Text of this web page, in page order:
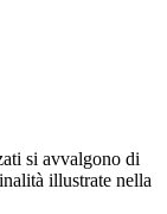
si avvalgono di
illustrate nella